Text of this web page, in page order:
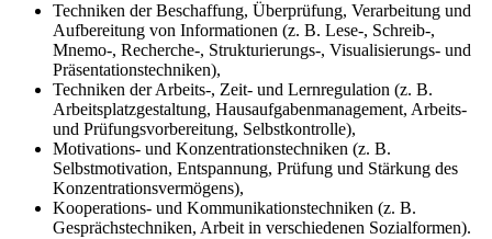
Techniken der Beschaffung, Überprüfung, Verarbeitung und
Aufbereitung von Informationen (z. B. Lese-, Schreib-,
Mnemo-, Recherche-, Strukturierungs-, Visualisierungs- und
Präsentationstechniken),
Techniken der Arbeits-, Zeit- und Lernregulation (z. B.
Arbeitsplatzgestaltung, Hausaufgabenmanagement, Arbeits-
und Prüfungsvorbereitung, Selbstkontrolle),
Motivations- und Konzentrationstechniken (z. B.
Selbstmotivation, Entspannung, Prüfung und Stärkung des
Konzentrationsvermögens),
Kooperations- und Kommunikationstechniken (z. B.
Gesprächstechniken, Arbeit in verschiedenen Sozialformen).